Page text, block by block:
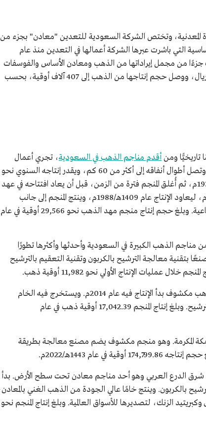
المعدنية، وتختص الشركة السعودية للتعدين "معادن" بجزء من
التي باشرت عبرها الشركة أعمالها في التعدين منذ عام
جزءًا من مجمل إيراداتها من الذهب ومعادن الأساس والفوسفات
والمعادن الصناعية، وبلغت أرباح الشركة 1.58 مليار ريال، ووصل حجم إنتاجها من الذهب إلى 407 آلاف أوقية، بحسب
تاريخيًّا ومن أقدم مناجم الذهب في السعودية، تجري أعمال
التنقيب فيه تحت الأرض، بعمق يصل إلى 400 متر، وتصل أطوال أنفاقه إلى أكثر من 60 كم، ويقدر إنتاجه السنوي نحو
28,778 أوقية، بدأ انتاج الذهب فيه في عام 1357هـ/1936م، ثم أُغلق المنجم فترة من الزمن، قبل أن يعاد افتتاحه في عهد
الملك فهد بن عبدالعزيز آل سعود عام 1403هـ/1983م، ليعاود الإنتاج عام 1409هـ/1988م، وينتج المنجم إلى جانب
الذهب: الفوسفات والألمنيوم والنحاس والمعادن الصناعية. وبلغ حجم إنتاج منجم مهد الذهب نحو 29,566 أوقية في عام
مناجم الذهب الكبيرة في السعودية وأحدثها وأكثرها تطورًا
معالجة الترشيح بالكربون وتقنية التعقيم بالترشيح
في منطقة مكة المكرمة، وهو منجم ذهب مكشوف بدأ الإنتاج فيه عام 2014م. ويستخرج فيه الخام
منخفض التركيز ومعالجته باستخدام تقنية أكوام الترشيح. وبلغ إنتاج المنجم 17,042.39 أوقية ذهب في عام
مكة المكرمة. وهو منجم مكشوف يضم مصنع معالجة بطريقة
شرق الدرع العربي وهو أحد مناجم معادن تحت سطح الأرض. بدأ
معالجة الترشيح بالكربون. وينتج خامًا عالي الجودة من الذهب الغني
الزنك، لتصديرها للأسواق العالمية. وبلغ إنتاج المنجم نحو